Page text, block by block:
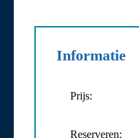
Informatie
Prijs:
Reserveren: